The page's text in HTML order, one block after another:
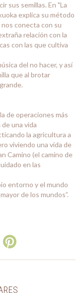
sus semillas. En "La
explica su método
conecta con su
relación con la
con las que cultiva
del no hacer, y así
que al brotar
de operaciones más
una vida
la agricultura a
viviendo una vida de
Camino (el camino de
en las
entorno y el mundo
de los mundos”.